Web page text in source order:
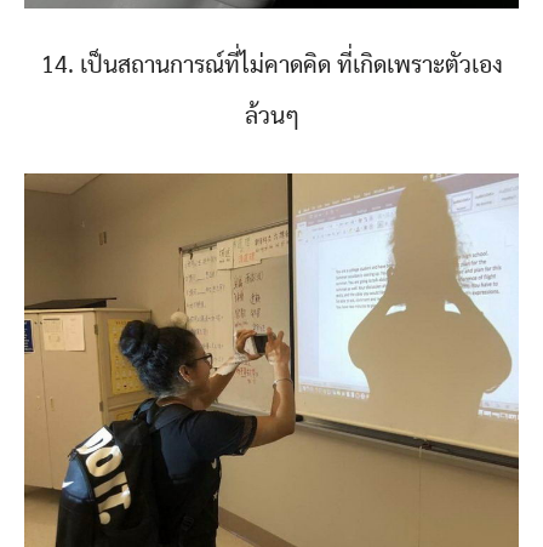
14. เป็นสถานการณ์ที่ไม่คาดคิด ที่เกิดเพราะตัวเอง
ล้วนๆ